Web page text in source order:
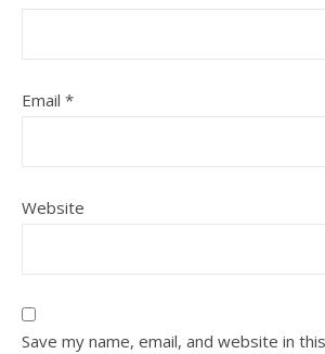
Email *
Website
Save my name, email, and website in